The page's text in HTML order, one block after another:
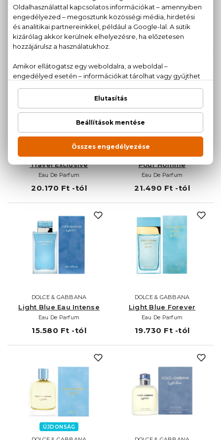
DOLCE & GABBANA
Light Blue
Eau De Toilette
15.140 Ft -tól
DOLCE & GABBANA
Light Blue Capri in Love
Eau De Parfum
20.610 Ft -tól
ÚJDONSÁG
DOLCE & GABBANA
Light Blue Capri in Love -
Travel Exclusive
Eau De Parfum
20.170 Ft -tól
DOLCE & GABBANA
Light Blue Capri in Love
Pour Homme
Eau De Parfum
21.490 Ft -tól
DOLCE & GABBANA
Light Blue Eau Intense
Eau De Parfum
15.580 Ft -tól
DOLCE & GABBANA
Light Blue Forever
Eau De Parfum
19.730 Ft -tól
ÚJDONSÁG